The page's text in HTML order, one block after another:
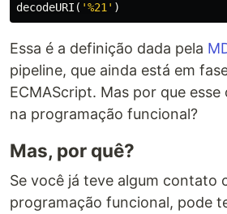
decodeURI ( '%21 ' )
Essa é a definição dada pela
pipeline, que ainda está em
ECMAScript. Mas por que
na programação funcional?
Mas, por quê?
Se você já teve algum contato
programação funcional, pode